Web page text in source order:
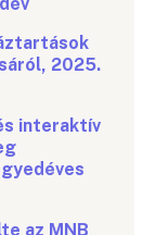
2025.
interaktív
az MNB